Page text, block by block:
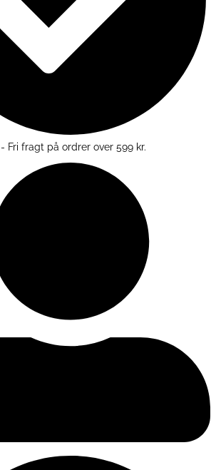
Fri fragt på ordrer over 599 kr.